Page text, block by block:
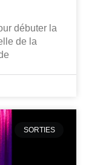
débuter la
de la
SORTIES